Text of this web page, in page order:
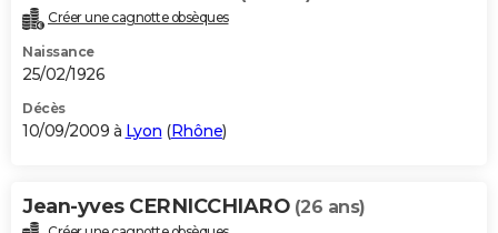
Créer une cagnotte obsèques
Naissance
25/02/1926
Décès
10/09/2009 à Lyon (Rhône)
Jean-yves CERNICCHIARO (26 ans)